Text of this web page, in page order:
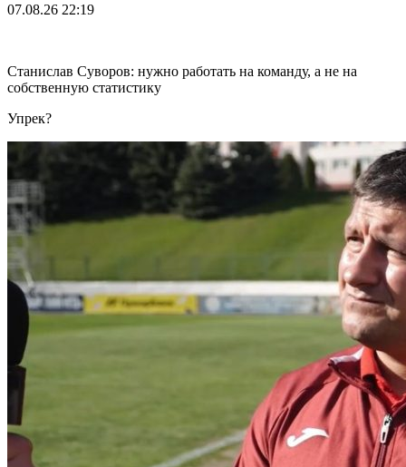
07.08.26 22:19
Станислав Суворов: нужно работать на команду, а не на
собственную статистику
Упрек?